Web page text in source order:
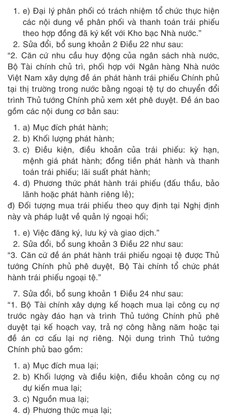
e) Đại lý phân phối có trách nhiệm tổ chức thực hiện
các nội dung về phân phối và thanh toán trái phiếu
theo hợp đồng đã ký kết với Kho bạc Nhà nước.”
Sửa đổi, bổ sung khoản 2 Điều 22 như sau:
“2. Căn cứ nhu cầu huy động của ngân sách nhà nước,
Bộ Tài chính chủ trì, phối hợp với Ngân hàng Nhà nước
Việt Nam xây dựng đề án phát hành trái phiếu Chính phủ
tại thị trường trong nước bằng ngoại tệ tự do chuyển đổi
trình Thủ tướng Chính phủ xem xét phê duyệt. Đề án bao
gồm các nội dung cơ bản sau:
a) Mục đích phát hành;
b) Khối lượng phát hành;
c) Điều kiện, điều khoản của trái phiếu: kỳ hạn,
mệnh giá phát hành; đồng tiền phát hành và thanh
toán trái phiếu; lãi suất phát hành;
d) Phương thức phát hành trái phiếu (đấu thầu, bảo
lãnh hoặc phát hành riêng lẻ);
đ) Đối tượng mua trái phiếu theo quy định tại Nghị định
này và pháp luật về quản lý ngoại hối;
e) Việc đăng ký, lưu ký và giao dịch.”
Sửa đổi, bổ sung khoản 3 Điều 22 như sau:
“3. Căn cứ đề án phát hành trái phiếu ngoại tệ được Thủ
tướng Chính phủ phê duyệt, Bộ Tài chính tổ chức phát
hành trái phiếu ngoại tệ.”
Sửa đổi, bổ sung khoản 1 Điều 24 như sau:
“1. Bộ Tài chính xây dựng kế hoạch mua lại công cụ nợ
trước ngày đáo hạn và trình Thủ tướng Chính phủ phê
duyệt tại kế hoạch vay, trả nợ công hằng năm hoặc tại
đề án cơ cấu lại nợ riêng. Nội dung trình Thủ tướng
Chính phủ bao gồm:
a) Mục đích mua lại;
b) Khối lượng và điều kiện, điều khoản công cụ nợ
dự kiến mua lại;
c) Nguồn mua lại;
d) Phương thức mua lại;